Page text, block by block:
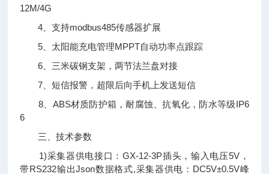
12M/4G
4、支持modbus485传感器扩展
5、太阳能充电管理MPPT自动功率点跟踪
6、三米碳钢支架，两节法兰盘对接
7、短信报警，超限后向手机上发送短信
8、ABS材质防护箱，耐腐蚀、抗氧化，防水等级IP6
6
三、技术参数
1)采集器供电接口：GX-12-3P插头，输入电压5V，
带RS232输出Json数据格式,采集器供电：DC5V±0.5V峰